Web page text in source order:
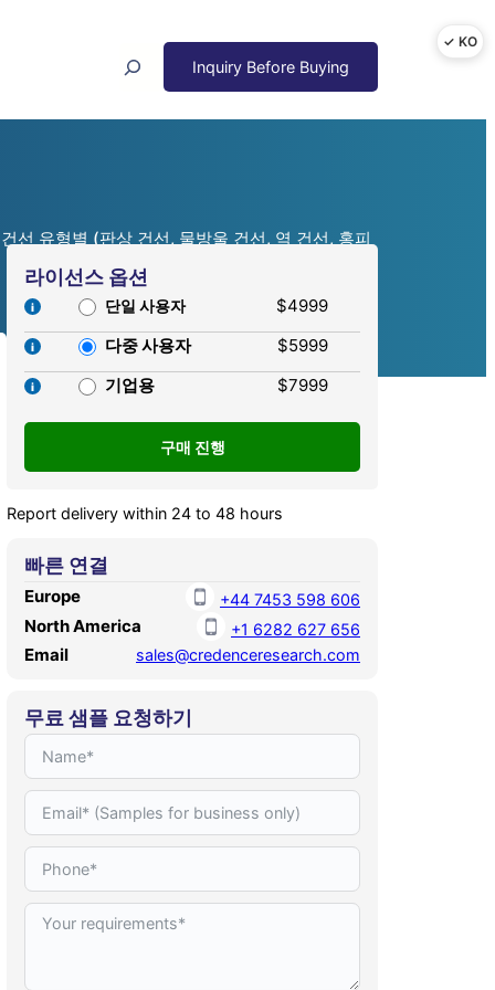
선 유형별 (판상 건선, 물방울 건선, 역 건선, 홍피
라이선스 옵션
단일 사용자
$4999
다중 사용자
$5999
기업용
$7999
Report delivery within 24 to 48 hours
빠른 연결
Europe +44 7453 598 606
North America +1 6282 627 656
Email sales@credenceresearch.com
무료 샘플 요청하기